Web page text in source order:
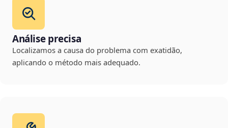
Análise precisa
Localizamos a causa do problema com exatidão,
aplicando o método mais adequado.